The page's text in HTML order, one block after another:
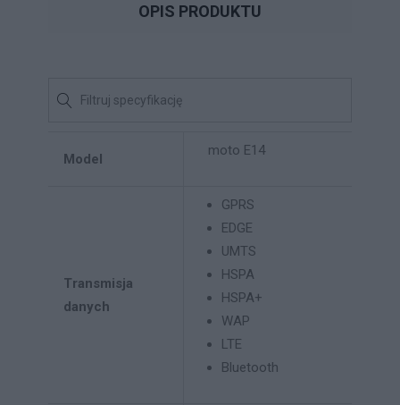
OPIS PRODUKTU
Model
moto E14
Transmisja
danych
GPRS
EDGE
UMTS
HSPA
HSPA+
WAP
LTE
Bluetooth